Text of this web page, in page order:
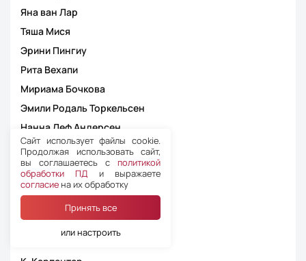
Яна ван Лар
Тяша Мися
Эрини Пингиу
Рита Вехапи
Мириама Бочкова
Эмили Родаль Торкельсен
Нанна Леф Андерсен
Михаэла Пахтова
Кристиан-Петро Чокирка
Георгий Кикачеишвили
Эглантина Пьетрушай
Сату Миеттунен
Джоанна Вассалло
Сайт использует файлы cookie.
Продолжая использовать сайт,
вы соглашаетесь с политикой
обработки ПД и выражаете
согласие на их обработку
Принять все
или настроить